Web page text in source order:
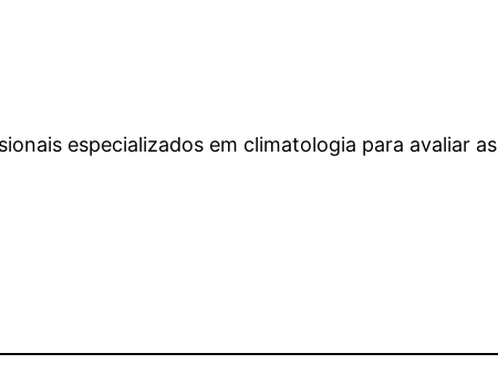
especializados em climatologia para avaliar